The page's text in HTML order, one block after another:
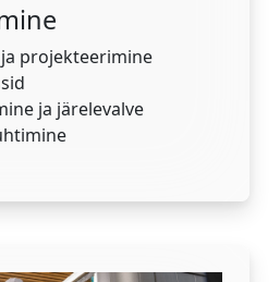
projekteerimine
ja järelevalve